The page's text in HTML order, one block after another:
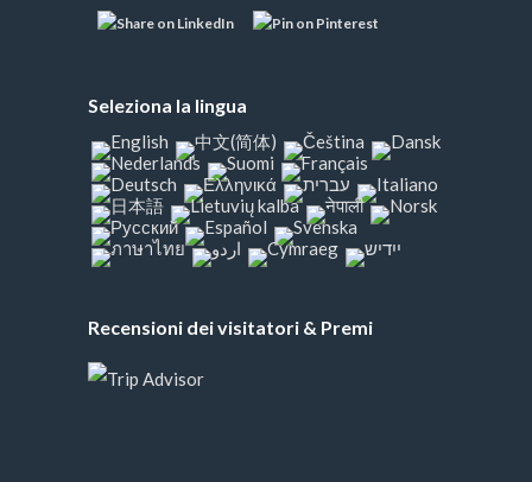
Seleziona la lingua
Recensioni dei visitatori & Premi